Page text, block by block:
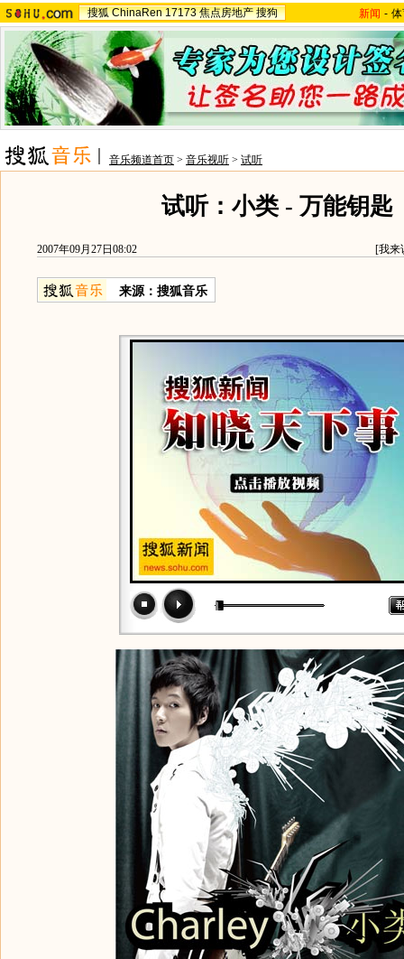
搜狐 ChinaRen 17173 焦点房地产 搜狗 新闻 -
音乐频道首页 > 音乐视听 > 试听
试听：小类 - 万能钥匙
2007年09月27日08:02 [我来
来源：搜狐音乐